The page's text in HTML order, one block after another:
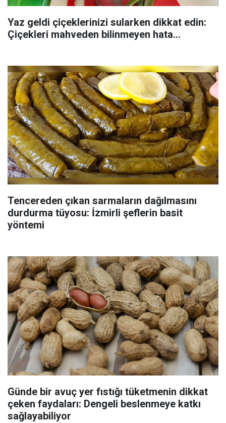
Yaz geldi çiçeklerinizi sularken dikkat edin:
Çiçekleri mahveden bilinmeyen hata...
Tencereden çıkan sarmaların dağılmasını
durdurma tüyosu: İzmirli şeflerin basit
yöntemi
Günde bir avuç yer fıstığı tüketmenin dikkat
çeken faydaları: Dengeli beslenmeye katkı
sağlayabiliyor